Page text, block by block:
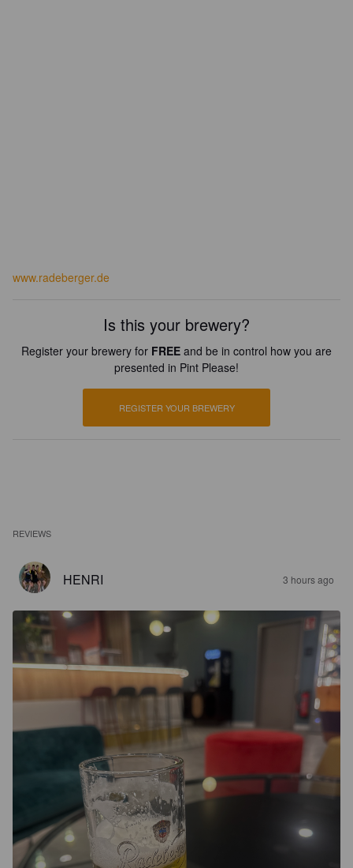
www.radeberger.de
Is this your brewery?
Register your brewery for FREE and be in control how you are
presented in Pint Please!
REGISTER YOUR BREWERY
REVIEWS
HENRI 3 hours ago